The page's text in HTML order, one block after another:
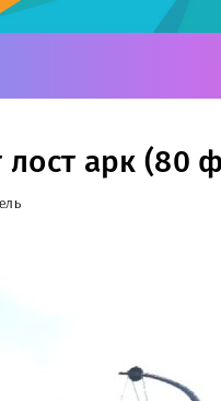
лост арк (80